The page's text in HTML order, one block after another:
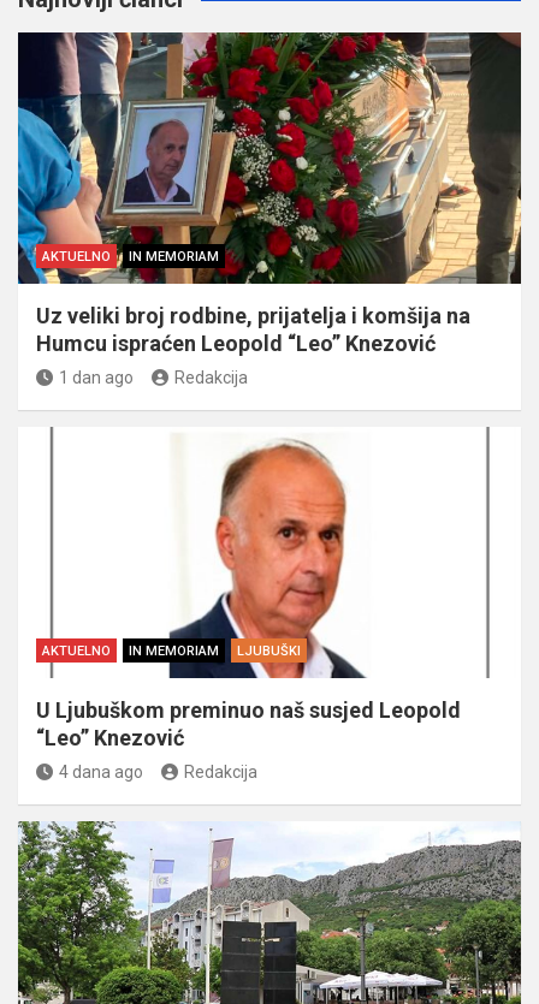
AKTUELNO IN MEMORIAM
Uz veliki broj rodbine, prijatelja i komšija na
Humcu ispraćen Leopold “Leo” Knezović
1 dan ago Redakcija
AKTUELNO IN MEMORIAM LJUBUŠKI
U Ljubuškom preminuo naš susjed Leopold
“Leo” Knezović
4 dana ago Redakcija